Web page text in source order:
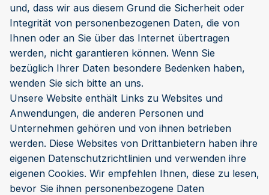
und, dass wir aus diesem Grund die Sicherheit oder
Integrität von personenbezogenen Daten, die von
Ihnen oder an Sie über das Internet übertragen
werden, nicht garantieren können. Wenn Sie
bezüglich Ihrer Daten besondere Bedenken haben,
wenden Sie sich bitte an uns.
Unsere Website enthält Links zu Websites und
Anwendungen, die anderen Personen und
Unternehmen gehören und von ihnen betrieben
werden. Diese Websites von Drittanbietern haben ihre
eigenen Datenschutzrichtlinien und verwenden ihre
eigenen Cookies. Wir empfehlen Ihnen, diese zu lesen,
bevor Sie ihnen personenbezogene Daten